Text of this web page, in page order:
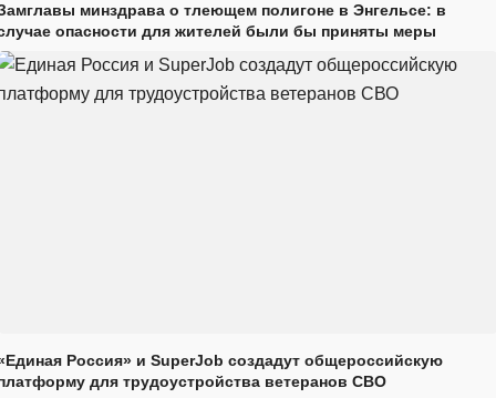
минздрава о тлеющем полигоне в Энгельсе: в
опасности для жителей были бы приняты меры
Россия» и SuperJob создадут общероссийскую
для трудоустройства ветеранов СВО